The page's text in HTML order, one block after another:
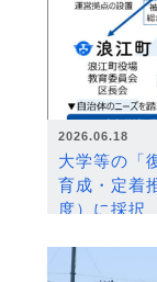
2026.06.18
大学等の「
育成・定着
度）に採択